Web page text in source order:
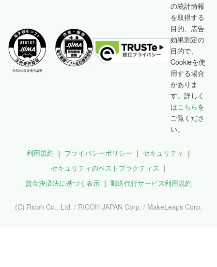
の統計情報
を取得する
目的、広告
効果測定の
目的で、
Cookieを使
用する場合
がありま
す。詳しく
はこちらを
ご覧くださ
い。
利用規約 プライバシーポリシー
セキュリティ
セキュリティのベストプラクティス
資金決済法に基づく表示
郵送代行サービス利用規約
(C) Ricoh Co., Ltd. / RICOH JAPAN Corp. / MakeLeaps Corp.